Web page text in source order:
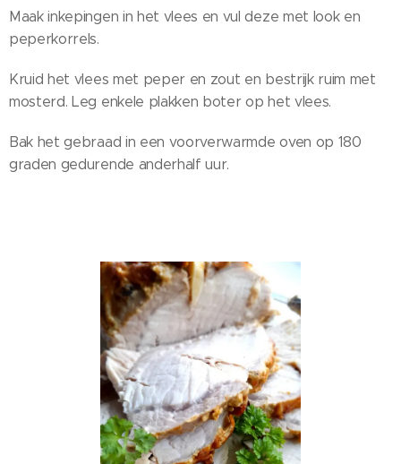
Maak inkepingen in het vlees en vul deze met look en
peperkorrels.
Kruid het vlees met peper en zout en bestrijk ruim met
mosterd. Leg enkele plakken boter op het vlees.
Bak het gebraad in een voorverwarmde oven op 180
graden gedurende anderhalf uur.